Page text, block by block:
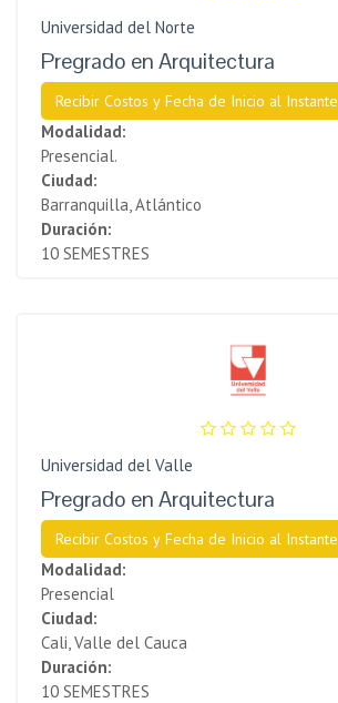
Universidad del Norte
Pregrado en Arquitectura
Recibir Costos y Fecha de Inicio al Instante
Modalidad:
Presencial.
Ciudad:
Barranquilla, Atlántico
Duración:
10 SEMESTRES
Universidad del Valle
Pregrado en Arquitectura
Recibir Costos y Fecha de Inicio al Instante
Modalidad:
Presencial
Ciudad:
Cali, Valle del Cauca
Duración:
10 SEMESTRES